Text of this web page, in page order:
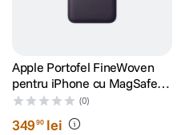
Apple Portofel FineWoven
pentru iPhone cu MagSafe
Midnight Purple
(0)
34990 lei